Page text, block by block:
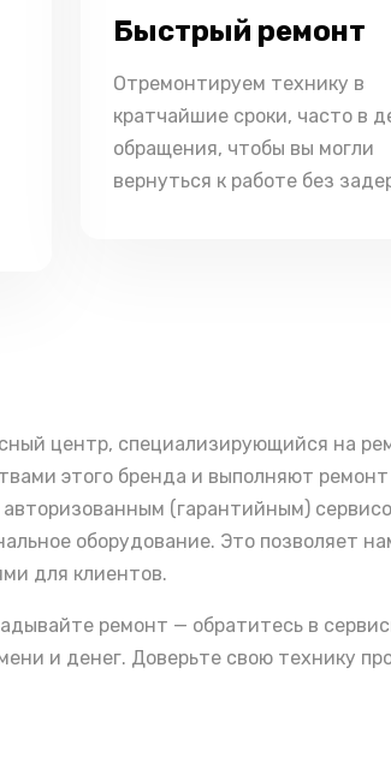
Быстрый ремонт
Отремонтируем технику в
кратчайшие сроки, часто в
обращения, чтобы вы могли
вернуться к работе без
центр, специализирующийся на
этого бренда и выполняют
(гарантийным)
оборудование. Это позволяет
для клиентов.
ремонт — обратитесь в
и денег. Доверьте свою технику